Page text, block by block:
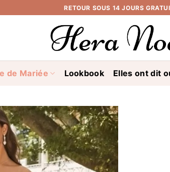
RETOUR SOUS 14 JOURS
de Mariée Lookbook Elles ont dit